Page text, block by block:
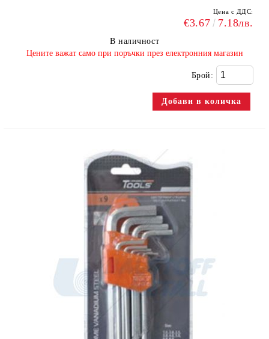
Цена с ДДС:
€3.67 7.18лв.
В наличност
​Цените важат само при поръчки през електронния магазин
Брой: